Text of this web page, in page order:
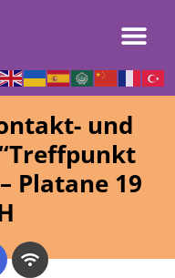
und
Platane 19